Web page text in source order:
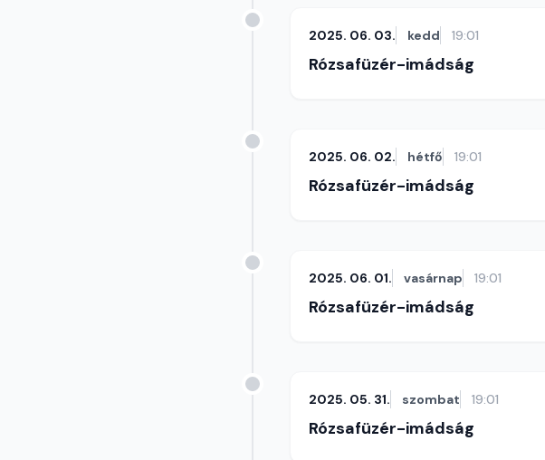
2025. 06. 03. kedd 19:01
Rózsafüzér-imádság
2025. 06. 02. hétfő 19:01
Rózsafüzér-imádság
2025. 06. 01. vasárnap 19:01
Rózsafüzér-imádság
2025. 05. 31. szombat 19:01
Rózsafüzér-imádság